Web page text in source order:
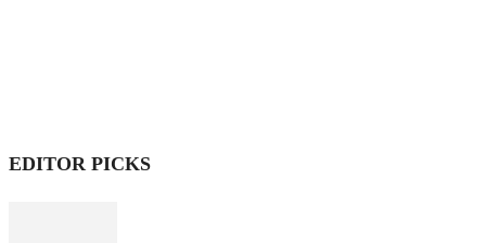
EDITOR PICKS